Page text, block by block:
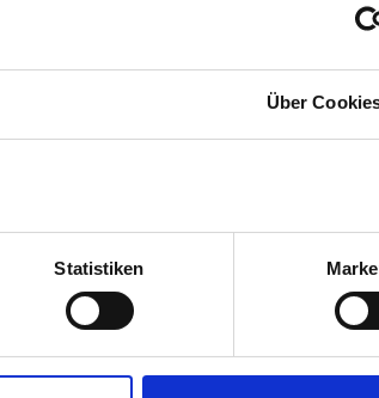
Über
Statistiken
aus Wind- und Wasserkraft. In der
pro kWh sind entsprechend sehr
Erdgas oder Kohle enthalten und wird
von Strommengen aus erneuerbaren
gegenüber der Kennzeichnung eines